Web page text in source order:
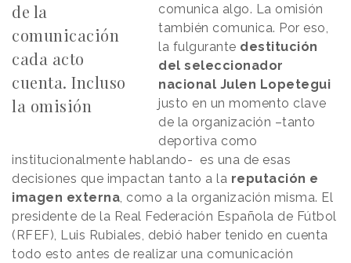
de la
comunicación
cada acto
cuenta. Incluso
la omisión
comunica algo. La omisión
también comunica. Por eso,
la fulgurante destitución
del seleccionador
nacional Julen Lopetegui
justo en un momento clave
de la organización –tanto
deportiva como
institucionalmente hablando- es una de esas
decisiones que impactan tanto a la reputación e
imagen externa, como a la organización misma. El
presidente de la Real Federación Española de Fútbol
(RFEF), Luis Rubiales, debió haber tenido en cuenta
todo esto antes de realizar una comunicación